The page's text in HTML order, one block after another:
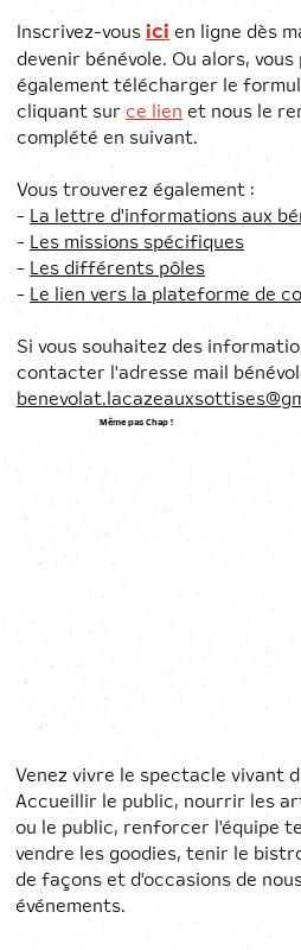
Inscrivez-vousici en ligne dès
devenir bénévole. Ou alors, vous
également télécharger le
cliquant sur ce lien et nous le
complété en suivant.
Vous trouverez également :
- La lettre d'informations aux
- Les missions spécifiques
- Les différents pôles
- Le lien vers la plateforme de
Si vous souhaitez des
contacter l'adresse mail
Venez vivre le spectacle vivant
Accueillir le public, nourrir les
ou le public, renforcer l'équipe
vendre les goodies, tenir le
de façons et d'occasions de
événements.
Même pas Chap !